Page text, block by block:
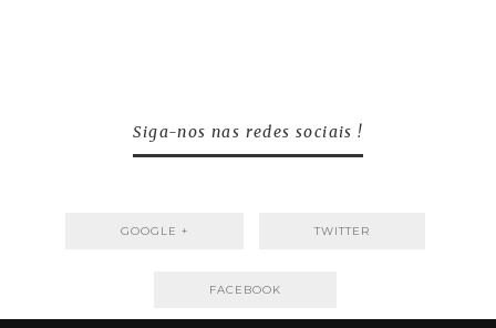
Siga-nos nas redes sociais !
GOOGLE + TWITTER
FACEBOOK